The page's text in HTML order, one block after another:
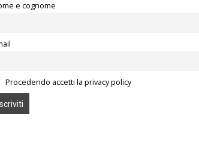
e cognome
Procedendo accetti la privacy policy